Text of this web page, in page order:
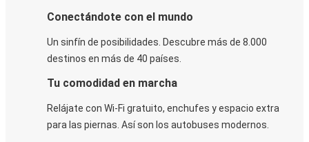
Conectándote con el mundo
Un sinfín de posibilidades. Descubre más de 8.000
destinos en más de 40 países.
Tu comodidad en marcha
Relájate con Wi-Fi gratuito, enchufes y espacio extra
para las piernas. Así son los autobuses modernos.